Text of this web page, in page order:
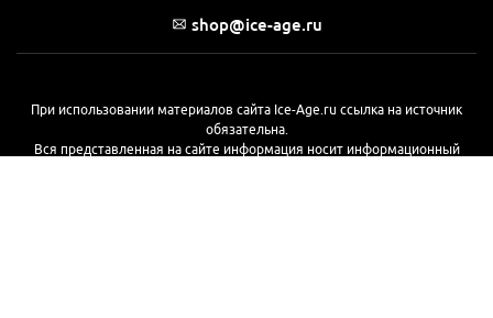
shop@ice-age.ru
При использовании материалов сайта Ice-Age.ru ссылка на источник
обязательна.
Вся представленная на сайте информация носит информационный